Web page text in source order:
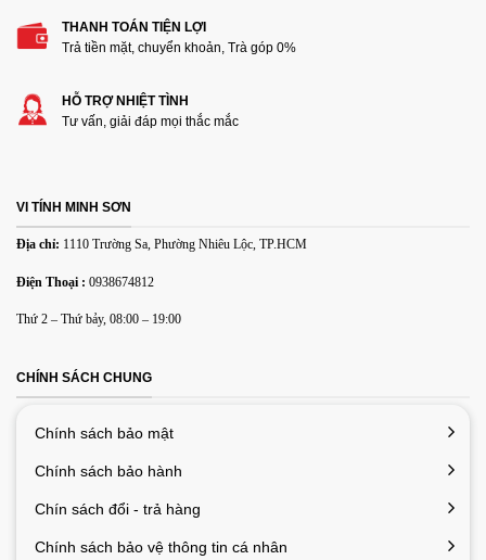
THANH TOÁN TIỆN LỢI
Trả tiền mặt, chuyển khoản, Trà góp 0%
HỖ TRỢ NHIỆT TÌNH
Tư vấn, giải đáp mọi thắc mắc
VI TÍNH MINH SƠN
Địa chỉ: 1110 Trường Sa, Phường Nhiêu Lộc, TP.HCM
Điện Thoại : 0938674812
Thứ 2 – Thứ bảy, 08:00 – 19:00
CHÍNH SÁCH CHUNG
Chính sách bảo mật
Chính sách bảo hành
Chín sách đổi - trả hàng
Chính sách bảo vệ thông tin cá nhân